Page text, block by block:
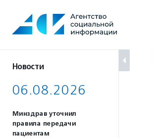
содержанию
Новости
06.08.2026
Минздрав уточнил
правила передачи
пациентам